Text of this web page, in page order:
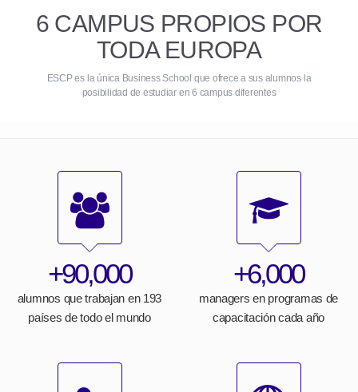
6 CAMPUS PROPIOS POR
TODA EUROPA
ESCP es la única Business School que ofrece a sus alumnos la
posibilidad de estudiar en 6 campus diferentes
+90,000
alumnos que trabajan en 193
países de todo el mundo
+6,000
managers en programas de
capacitación cada año